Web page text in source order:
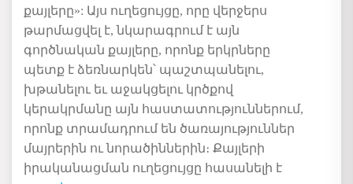
քայլերը»: Այս ուղեցույցը, որը վերջերս
թարմացվել է, նկարագրում է այն
գործնական քայլերը, որոնք երկրները
պետք է ձեռնարկեն՝ պաշտպանելու,
խթանելու եւ աջակցելու կրծքով
կերակրմանը այն հաստատություններում,
որոնք տրամադրում են ծառայություններ
մայրերին ու նորածիններին։ Քայլերի
իրականացման ուղեցույցը հասանելի է